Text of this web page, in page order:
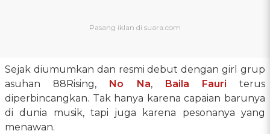
Sejak diumumkan dan resmi debut dengan girl grup
asuhan 88Rising, No Na, Baila Fauri terus
diperbincangkan. Tak hanya karena capaian barunya
di dunia musik, tapi juga karena pesonanya yang
menawan.